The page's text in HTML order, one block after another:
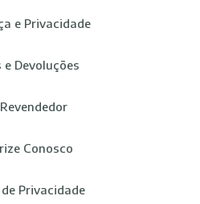
e Privacidade
e Devoluções
Conosco
Privacidade